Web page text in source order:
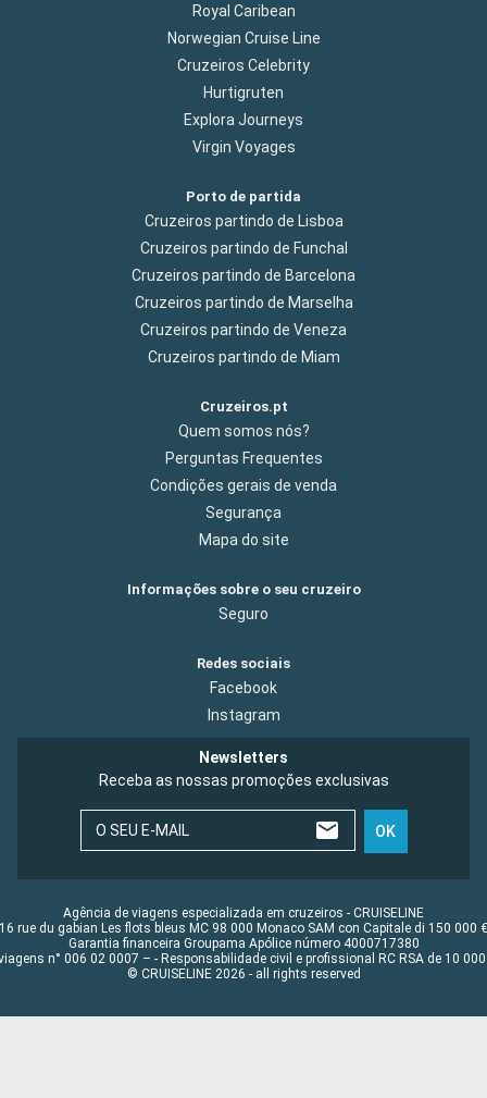
Royal Caribean
Norwegian Cruise Line
Cruzeiros Celebrity
Hurtigruten
Explora Journeys
Virgin Voyages
Porto de partida
Cruzeiros partindo de Lisboa
Cruzeiros partindo de Funchal
Cruzeiros partindo de Barcelona
Cruzeiros partindo de Marselha
Cruzeiros partindo de Veneza
Cruzeiros partindo de Miam
Cruzeiros.pt
Quem somos nós?
Perguntas Frequentes
Condições gerais de venda
Segurança
Mapa do site
Informações sobre o seu cruzeiro
Seguro
Redes sociais
Facebook
Instagram
Newsletters
Receba as nossas promoções exclusivas
O SEU E-MAIL OK
Agência de viagens especializada em cruzeiros - CRUISELINE
16 rue du gabian Les flots bleus MC 98 000 Monaco SAM con Capitale di 150 000 €
Garantia financeira Groupama Apólice número 4000717380
n° 006 02 0007 – - Responsabilidade civil e profissional RC RSA de 10 000
© CRUISELINE 2026 - all rights reserved